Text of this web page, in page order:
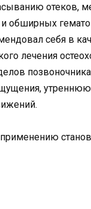
отеков,
и обширных
себя в
лечения
утреннюю